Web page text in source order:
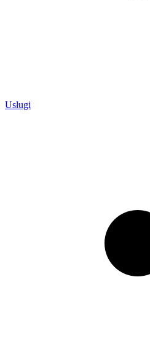
Usługi